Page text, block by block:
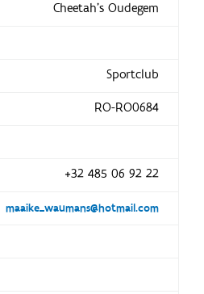
Cheetah's Oudegem
Sportclub
RO-RO0684
+32 485 06 92 22
maaike_waumans@hotmail.com